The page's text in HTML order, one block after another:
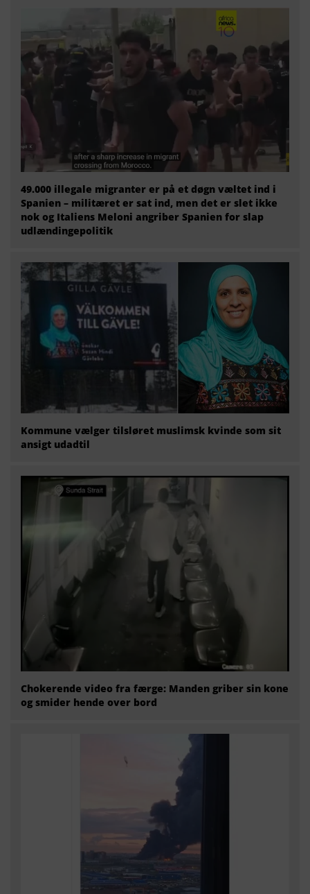
49.000 illegale migranter er på et døgn væltet ind i
Spanien – militæret er sat ind, men det er slet ikke
nok og Italiens Meloni angriber Spanien for slap
udlændingepolitik
Kommune vælger tilsløret muslimsk kvinde som sit
ansigt udadtil
Chokerende video fra færge: Manden griber sin kone
og smider hende over bord